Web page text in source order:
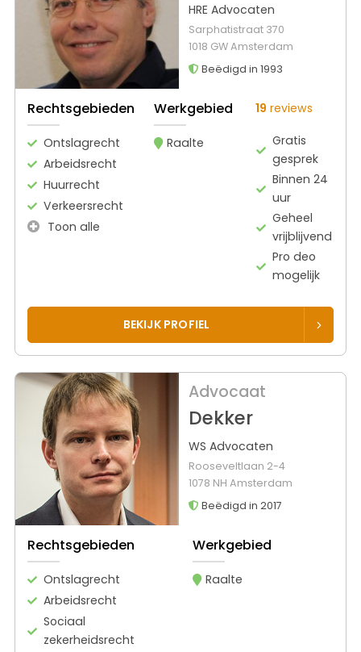
HRE Advocaten
Sarphatistraat 370
1018 GW Amsterdam
Beëdigd in 1993
Rechtsgebieden
Ontslagrecht
Arbeidsrecht
Huurrecht
Verkeersrecht
Toon alle
Werkgebied
Raalte
19 reviews
Gratis
gesprek
Binnen 24
uur
Geheel
vrijblijvend
Pro deo
mogelijk
BEKIJK PROFIEL
Advocaat
Dekker
WS Advocaten
Rooseveltlaan 2-4
1078 NH Amsterdam
Beëdigd in 2017
Rechtsgebieden
Ontslagrecht
Arbeidsrecht
Sociaal
zekerheidsrecht
Werkgebied
Raalte